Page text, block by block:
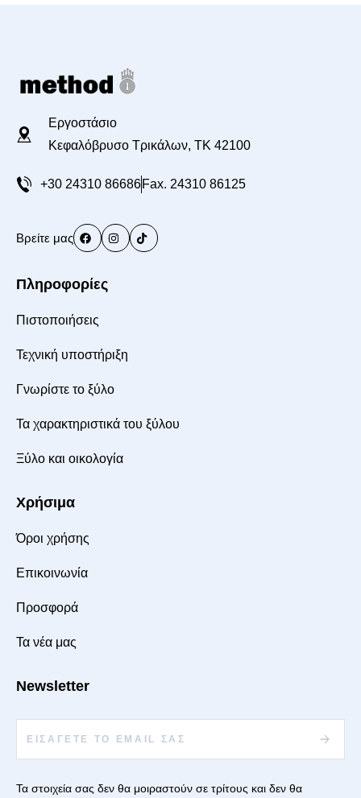
Εργοστάσιο
Κεφαλόβρυσο Τρικάλων, TK 42100
+30 24310 86686Fax. 24310 86125
Βρείτε μας
Πληροφορίες
Πιστοποιήσεις
Τεχνική υποστήριξη
Γνωρίστε το ξύλο
Τα χαρακτηριστικά του ξύλου
Ξύλο και οικολογία
Χρήσιμα
Όροι χρήσης
Επικοινωνία
Προσφορά
Τα νέα μας
Newsletter
Τα στοιχεία σας δεν θα μοιραστούν σε τρίτους και δεν θα